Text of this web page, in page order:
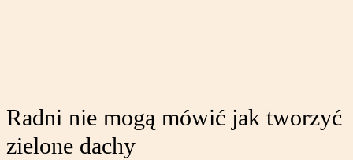
Radni nie mogą mówić jak tworzyć
zielone dachy